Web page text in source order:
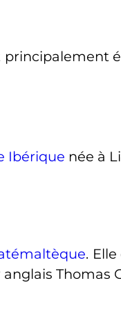
principalement
Ibérique née à
.
Thomas